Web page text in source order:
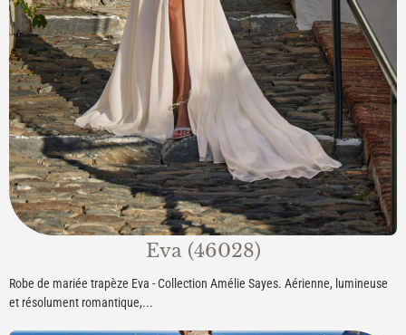
Eva (46028)
Robe de mariée trapèze Eva - Collection Amélie Sayes. Aérienne, lumineuse
et résolument romantique,...